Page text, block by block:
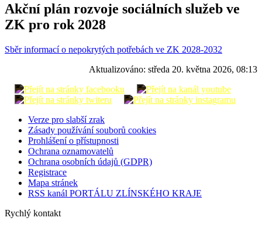
Akční plán rozvoje sociálních služeb ve
ZK pro rok 2028
Sběr informací o nepokrytých potřebách ve ZK 2028-2032
Aktualizováno: středa 20. května 2026, 08:13
Verze pro slabší zrak
Zásady používání souborů cookies
Prohlášení o přístupnosti
Ochrana oznamovatelů
Ochrana osobních údajů (GDPR)
Registrace
Mapa stránek
RSS kanál PORTÁLU ZLÍNSKÉHO KRAJE
Rychlý kontakt